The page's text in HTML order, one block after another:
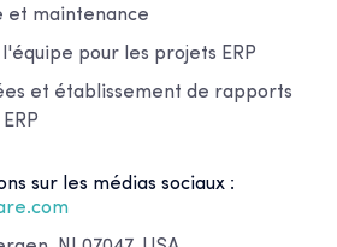
et maintenance
pour les projets ERP
et établissement de rapports
sur les médias sociaux :